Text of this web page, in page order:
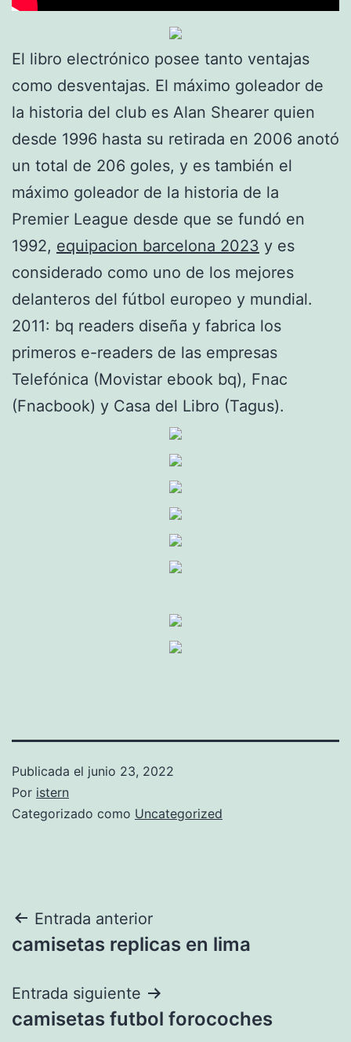
El libro electrónico posee tanto ventajas
como desventajas. El máximo goleador de
la historia del club es Alan Shearer quien
desde 1996 hasta su retirada en 2006 anotó
un total de 206 goles, y es también el
máximo goleador de la historia de la
Premier League desde que se fundó en
1992, equipacion barcelona 2023 y es
considerado como uno de los mejores
delanteros del fútbol europeo y mundial.
2011: bq readers diseña y fabrica los
primeros e-readers de las empresas
Telefónica (Movistar ebook bq), Fnac
(Fnacbook) y Casa del Libro (Tagus).
Publicada el junio 23, 2022
Por istern
Categorizado como Uncategorized
Navegación
de
entradas
Entrada anterior
camisetas replicas en lima
Entrada siguiente
camisetas futbol forocoches